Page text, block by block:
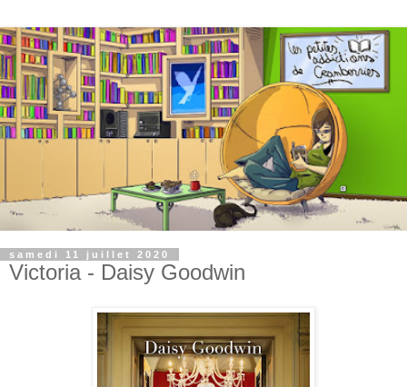
samedi 11 juillet 2020
Victoria - Daisy Goodwin